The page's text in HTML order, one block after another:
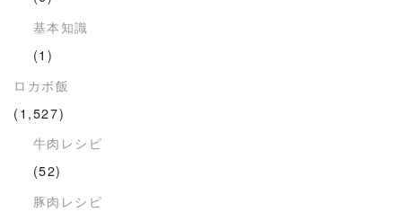
基本知識
(1)
ロカボ飯
(1,527)
牛肉レシピ
(52)
豚肉レシピ